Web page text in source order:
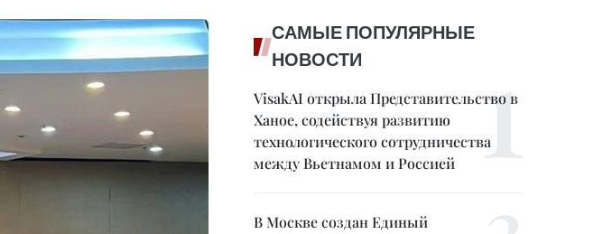
САМЫЕ ПОПУЛЯРНЫЕ
НОВОСТИ
VisakAI открыла Представительство в
Ханое, содействуя развитию
технологического сотрудничества
между Вьетнамом и Россией
В Москве создан Единый